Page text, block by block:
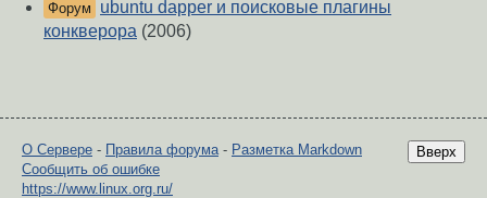
Форум
ubuntu dapper и поисковые плагины
конкверора (2006)
Вверх
О Сервере - Правила форума - Разметка Markdown
Сообщить об ошибке
https://www.linux.org.ru/